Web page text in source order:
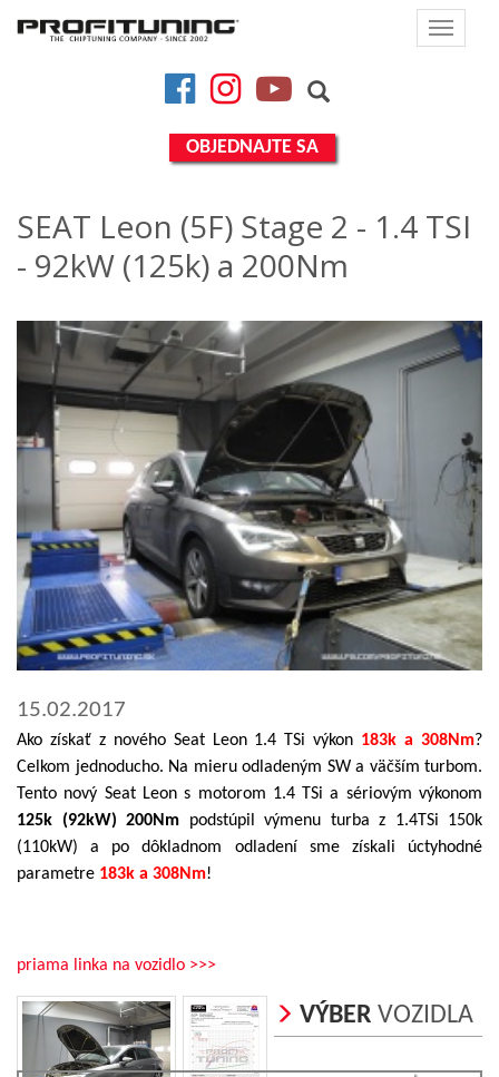
Toggle
FacebookInstagramYouTube
OBJEDNAJTE SA
SEAT Leon (5F) Stage 2 - 1.4 TSI
- 92kW (125k) a 200Nm
15.02.2017
Ako získať z nového Seat Leon 1.4 TSi výkon 183k a 308Nm?
Celkom jednoducho. Na mieru odladeným SW a väčším turbom.
Tento nový Seat Leon s motorom 1.4 TSi a sériovým výkonom
125k (92kW) 200Nm podstúpil výmenu turba z 1.4TSi 150k
(110kW) a po dôkladnom odladení sme získali úctyhodné
parametre 183k a 308Nm!
priama linka na vozidlo >>>
VÝBER VOZIDLA